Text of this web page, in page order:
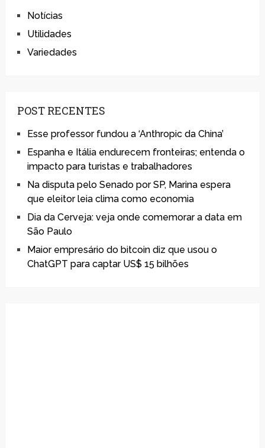
Notícias
Utilidades
Variedades
POST RECENTES
Esse professor fundou a ‘Anthropic da China’
Espanha e Itália endurecem fronteiras; entenda o
impacto para turistas e trabalhadores
Na disputa pelo Senado por SP, Marina espera
que eleitor leia clima como economia
Dia da Cerveja: veja onde comemorar a data em
São Paulo
Maior empresário do bitcoin diz que usou o
ChatGPT para captar US$ 15 bilhões